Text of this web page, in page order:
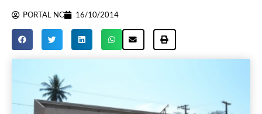
PORTAL NC 16/10/2014